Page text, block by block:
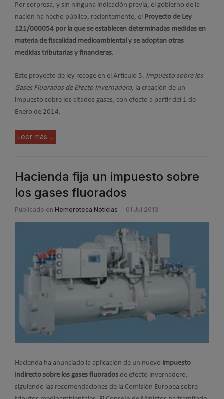
Por sorpresa, y sin ninguna indicación previa, el gobierno de la
nación ha hecho público, recientemente, el Proyecto de Ley
121/000054 por la que se establecen determinadas medidas en
materia de fiscalidad medioambiental y se adoptan otras
medidas tributarias y financieras.
Este proyecto de ley recoge en el Artículo 5. Impuesto sobre los
Gases Fluorados de Efecto Invernadero, la creación de un
impuesto sobre los citados gases, con efecto a partir del 1 de
Enero de 2014.
Leer más ...
Hacienda fija un impuesto sobre
los gases fluorados
Publicado en Hemeroteca Noticias 01 Jul 2013
Hacienda ha anunciado la aplicación de un nuevo impuesto
indirecto sobre los gases fluorados de efecto invernadero,
siguiendo las recomendaciones de la Comisión Europea sobre